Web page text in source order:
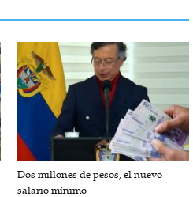
Dos millones de pesos, el nuevo
salario mínimo